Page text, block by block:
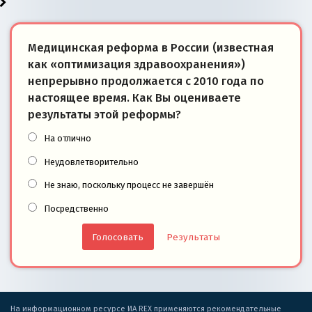
Медицинская реформа в России (известная
как «оптимизация здравоохранения»)
непрерывно продолжается с 2010 года по
настоящее время. Как Вы оцениваете
результаты этой реформы?
На отлично
Неудовлетворительно
Не знаю, поскольку процесс не завершён
Посредственно
Результаты
На информационном ресурсе ИА REX применяются рекомендательные